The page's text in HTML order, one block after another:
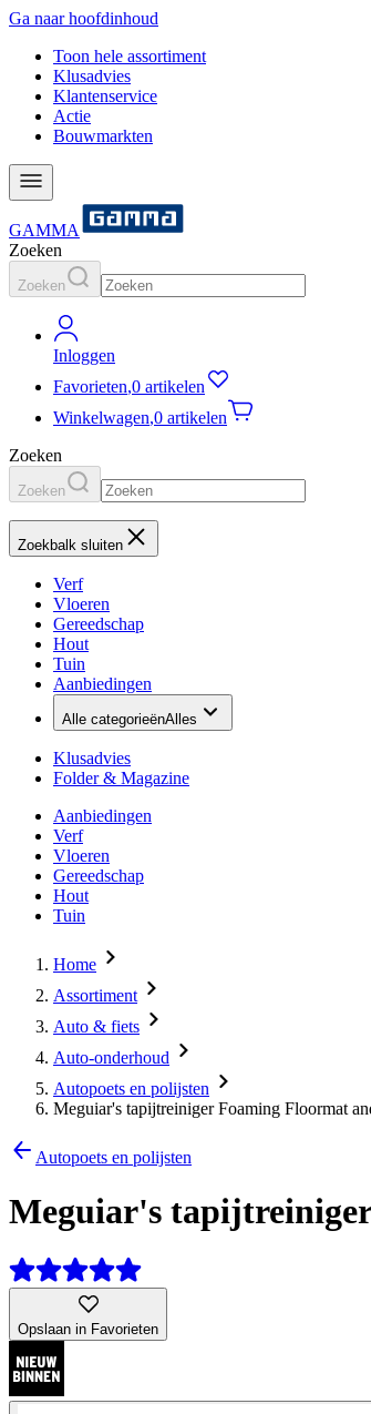
Ga naar hoofdinhoud
Toon hele assortiment
Klusadvies
Klantenservice
Actie
Bouwmarkten
GAMMA
Zoeken
Zoeken
Inloggen
Favorieten,0 artikelen
Winkelwagen,0 artikelen
Zoeken
Zoeken
Zoekbalk sluiten
Verf
Vloeren
Gereedschap
Hout
Tuin
Aanbiedingen
Alle categorieënAlles
Klusadvies
Folder & Magazine
Aanbiedingen
Verf
Vloeren
Gereedschap
Hout
Tuin
Home
Assortiment
Auto & fiets
Auto-onderhoud
Autopoets en polijsten
Meguiar's tapijtreiniger Foaming Floormat
Autopoets en polijsten
Meguiar's
Opslaan in Favorieten